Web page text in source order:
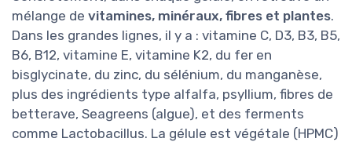
mélange de vitamines, minéraux, fibres et plantes.
Dans les grandes lignes, il y a : vitamine C, D3, B3, B5,
B6, B12, vitamine E, vitamine K2, du fer en
bisglycinate, du zinc, du sélénium, du manganèse,
plus des ingrédients type alfalfa, psyllium, fibres de
betterave, Seagreens (algue), et des ferments
comme Lactobacillus. La gélule est végétale (HPMC)